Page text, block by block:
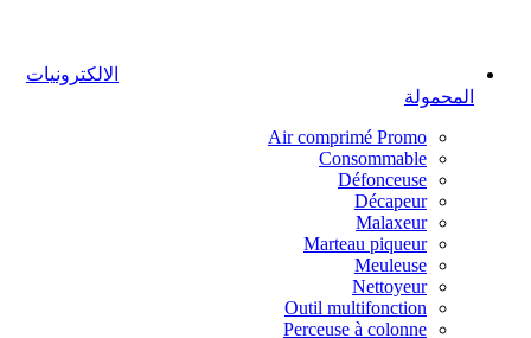
الالكترونيات
المحمولة
Air comprimé Promo
Consommable
Défonceuse
Décapeur
Malaxeur
Marteau piqueur
Meuleuse
Nettoyeur
Outil multifonction
Perceuse à colonne